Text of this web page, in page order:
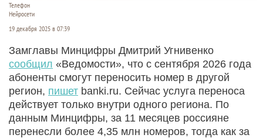
Телефон
Нейросети
19 декабря 2025 в 07:39
Замглавы Минцифры Дмитрий Угнивенко
сообщил «Ведомости», что с сентября 2026 года
абоненты смогут переносить номер в другой
регион, пишет banki.ru. Сейчас услуга переноса
действует только внутри одного региона. По
данным Минцифры, за 11 месяцев россияне
перенесли более 4,35 млн номеров, тогда как за